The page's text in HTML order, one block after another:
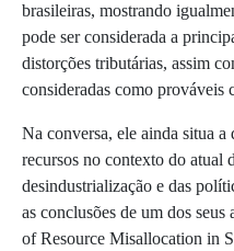
brasileiras, mostrando
pode ser considerada a
distorções tributárias, assim
consideradas como prováveis
Na conversa, ele ainda situa a
recursos no contexto do atual
desindustrialização e das
as conclusões de um dos
of Resource Misallocation in